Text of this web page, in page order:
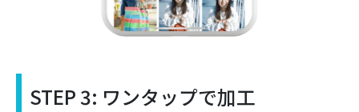
STEP 3: ワンタップで加工